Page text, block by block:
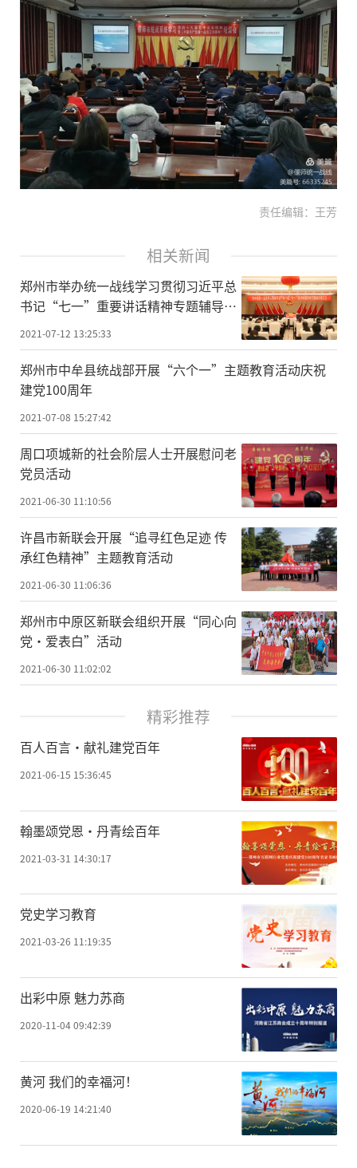
责任编辑：王芳
相关新闻
郑州市举办统一战线学习贯彻习近平总
书记“七一”重要讲话精神专题辅导报
告会
2021-07-12 13:25:33
郑州市中牟县统战部开展“六个一”主题教育活动庆祝
建党100周年
2021-07-08 15:27:42
周口项城新的社会阶层人士开展慰问老
党员活动
2021-06-30 11:10:56
许昌市新联会开展“追寻红色足迹 传
承红色精神”主题教育活动
2021-06-30 11:06:36
郑州市中原区新联会组织开展“同心向
党·爱表白”活动
2021-06-30 11:02:02
精彩推荐
百人百言·献礼建党百年
2021-06-15 15:36:45
翰墨颂党恩·丹青绘百年
2021-03-31 14:30:17
党史学习教育
2021-03-26 11:19:35
出彩中原 魅力苏商
2020-11-04 09:42:39
黄河 我们的幸福河！
2020-06-19 14:21:40